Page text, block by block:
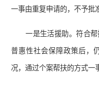
一事由重复申请的，不予批
一是生活援助。符合
普惠性社会保障政策后，
况，通过个案帮扶的方式一